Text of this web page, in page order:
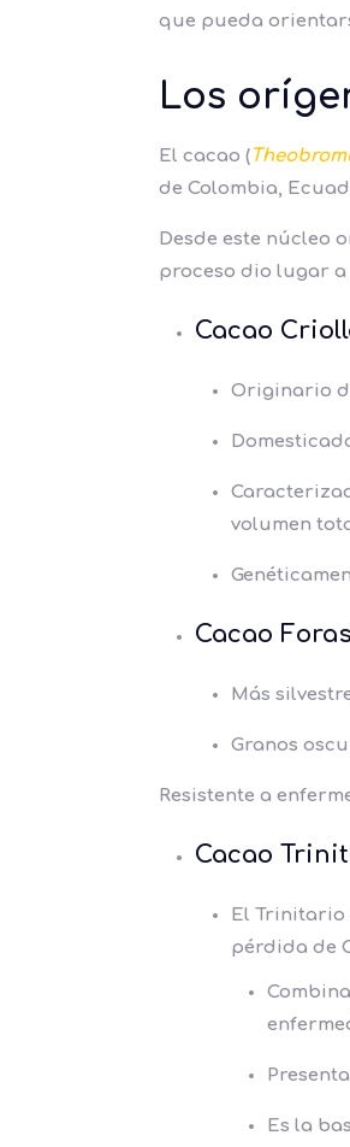
que pueda
Los
El cacao (
de Colombia,
Desde este núcleo
proceso dio lugar a
Cacao
Originario
volumen
Cacao
Más
Granos
Resistente a
Cacao
El Trinitario
pérdida de
Es la